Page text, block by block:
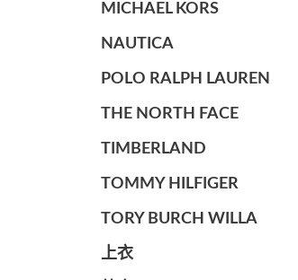
MICHAEL KORS
NAUTICA
POLO RALPH LAUREN
THE NORTH FACE
TIMBERLAND
TOMMY HILFIGER
TORY BURCH WILLA
上衣